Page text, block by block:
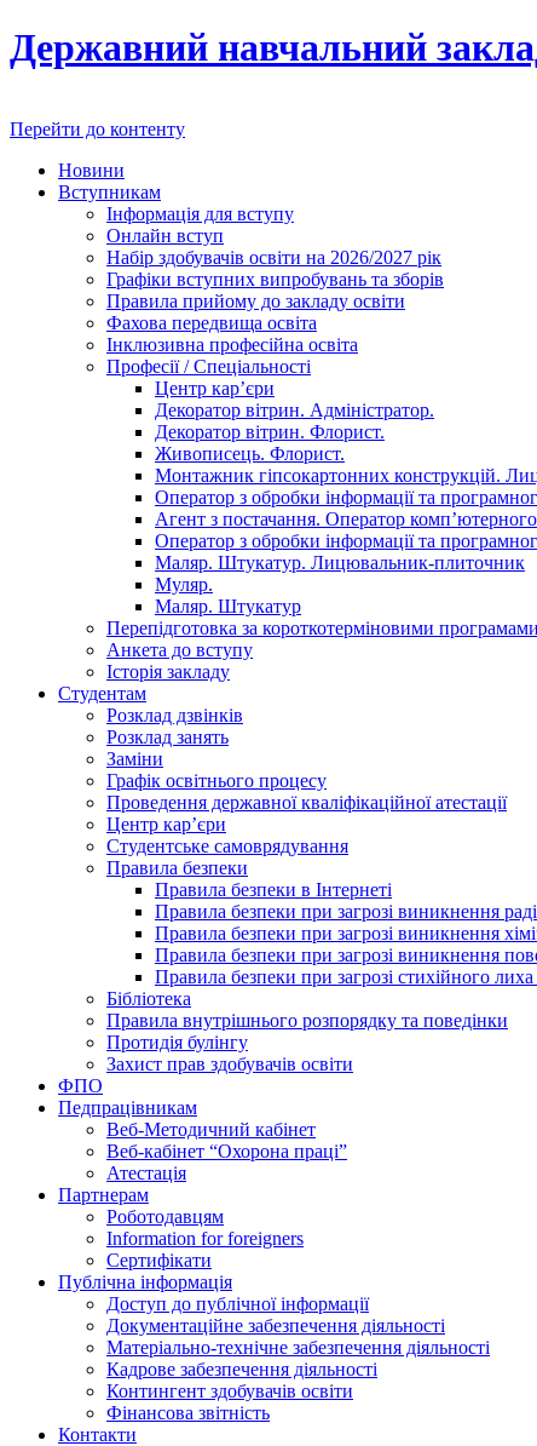
Державний навчальний
Перейти до контенту
Новини
Вступникам
Інформація для вступу
Онлайн вступ
Набір здобувачів освіти на 2026/2027 рік
Графіки вступних випробувань та зборів
Правила прийому до закладу освіти
Фахова передвища освіта
Інклюзивна професійна освіта
Професії / Спеціальності
Центр кар’єри
Декоратор вітрин. Адміністратор.
Декоратор вітрин. Флорист.
Живописець. Флорист.
Монтажник гіпсокартонних конструкцій.
Оператор з обробки інформації та
Агент з постачання. Оператор
Оператор з обробки інформації та
Маляр. Штукатур. Лицювальник-плиточник
Муляр.
Маляр. Штукатур
Перепідготовка за короткотерміновими програмами
Анкета до вступу
Історія закладу
Студентам
Розклад дзвінків
Розклад занять
Заміни
Графік освітнього процесу
Проведення державної кваліфікаційної атестації
Центр кар’єри
Студентське самоврядування
Правила безпеки
Правила безпеки в Інтернеті
Правила безпеки при загрозі виникнення
Правила безпеки при загрозі виникнення
Правила безпеки при загрозі виникнення
Правила безпеки при загрозі стихійного
Бібліотека
Правила внутрішнього розпорядку та поведінки
Протидія булінгу
Захист прав здобувачів освіти
ФПО
Педпрацівникам
Веб-Методичний кабінет
Веб-кабінет “Охорона праці”
Атестація
Партнерам
Роботодавцям
Information for foreigners
Сертифікати
Публічна інформація
Доступ до публічної інформації
Документаційне забезпечення діяльності
Матеріально-технічне забезпечення діяльності
Кадрове забезпечення діяльності
Контингент здобувачів освіти
Фінансова звітність
Контакти